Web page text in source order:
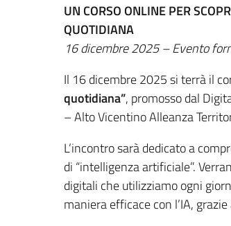
UN CORSO ONLINE PER
QUOTIDIANA
16 dicembre 2025 – Evento
Il 16 dicembre 2025 si terrà il
quotidiana”, promosso dal
– Alto Vicentino Alleanza
L’incontro sarà dedicato a
di “intelligenza artificiale”.
digitali che utilizziamo ogni
maniera efficace con l’IA,